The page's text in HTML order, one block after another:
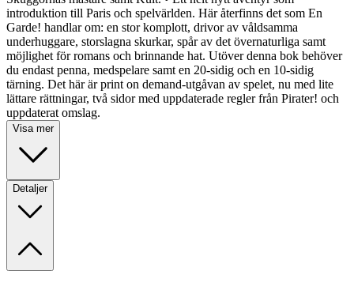
introduktion till Paris och spelvärlden. Här återfinns det som En
Garde! handlar om: en stor komplott, drivor av våldsamma
underhuggare, storslagna skurkar, spår av det övernaturliga samt
möjlighet för romans och brinnande hat. Utöver denna bok behöver
du endast penna, medspelare samt en 20-sidig och en 10-sidig
tärning. Det här är print on demand-utgåvan av spelet, nu med lite
lättare rättningar, två sidor med uppdaterade regler från Pirater! och
uppdaterat omslag.
Visa mer
Detaljer